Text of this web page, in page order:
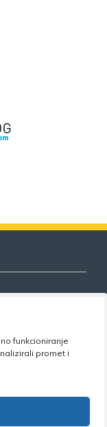
funkcioniranje
promet i